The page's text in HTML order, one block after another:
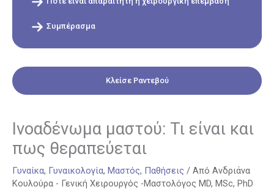
Ινοαδένωμα μαστού: Τι είναι και
πως θεραπεύεται
Γυναίκα, Γυναικολογία, Μαστός, Παθήσεις / Από Ανδριάνα
Κουλούρα - Γενική Χειρουργός -Μαστολόγος MD, MSc, PhD
Συμπέρασμα
Κλείσε Ραντεβού